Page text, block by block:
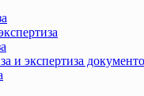
и экспертиза